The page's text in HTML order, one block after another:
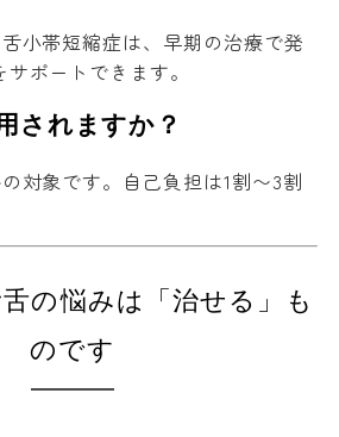
小帯短縮症は、早期の治療で発
ポートできます。
されますか？
対象です。自己負担は1割〜3割
の悩みは「治せる」も
のです